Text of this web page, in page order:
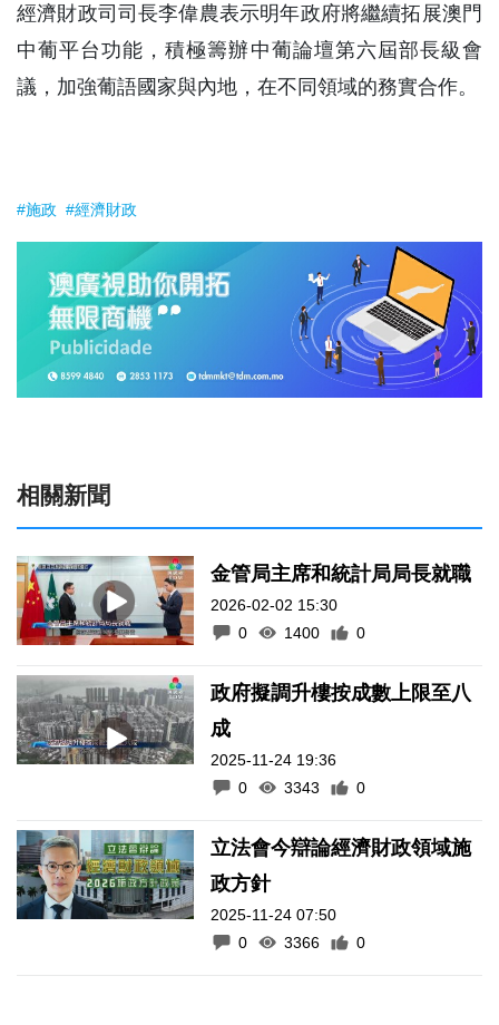
經濟財政司司長李偉農表示明年政府將繼續拓展澳門
中葡平台功能，積極籌辦中葡論壇第六屆部長級會
議，加強葡語國家與內地，在不同領域的務實合作。
#施政 #經濟財政
相關新聞
金管局主席和統計局局長就職
2026-02-02 15:30
0
1400 0
政府擬調升樓按成數上限至八
成
2025-11-24 19:36
0
3343 0
立法會今辯論經濟財政領域施
政方針
2025-11-24 07:50
0
3366 0